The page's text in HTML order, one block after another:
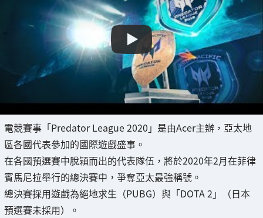
電競賽事「Predator League 2020」是由Acer主辦，亞太地
區各國代表參加的國際遊戲盛事。
在各國預選賽中脫穎而出的代表隊伍，將於2020年2月在菲律
賓馬尼拉舉行的總決賽中，爭奪亞太最強稱號。
總決賽採用遊戲為絕地求生（PUBG）與「DOTA 2」（日本
預選賽未採用）。